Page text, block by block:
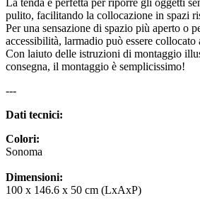
pulito, facilitando la collocazione in spazi
Per una sensazione di spazio più aperto o
accessibilità, larmadio può essere collocato
Con laiuto delle istruzioni di montaggio
consegna, il montaggio è semplicissimo!
---
Dati tecnici:
Colori:
Sonoma
Dimensioni:
100 x 146.6 x 50 cm (LxAxP)